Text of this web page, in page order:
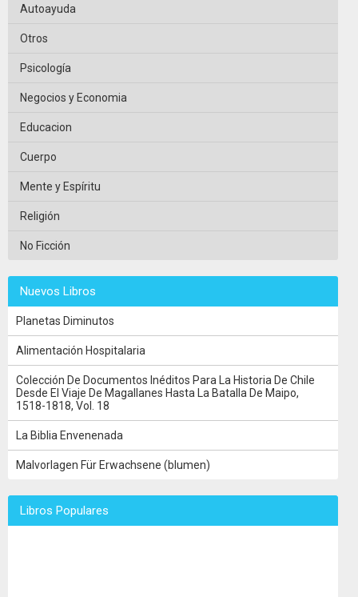
Autoayuda
Otros
Psicología
Negocios y Economia
Educacion
Cuerpo
Mente y Espíritu
Religión
No Ficción
Nuevos Libros
Planetas Diminutos
Alimentación Hospitalaria
Colección De Documentos Inéditos Para La Historia De Chile
Desde El Viaje De Magallanes Hasta La Batalla De Maipo,
1518-1818, Vol. 18
La Biblia Envenenada
Malvorlagen Für Erwachsene (blumen)
Libros Populares